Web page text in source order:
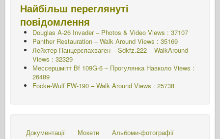
Найбільш переглянуті
повідомлення
Douglas A-26 Invader – Photos & Video Views : 37107
Panther Restauration – Walk Around Views : 35169
Лейхтер Панцерспахваген – Sdkfz.222 – WalkAround
Views : 32329
Мессершмітт Bf 109G-6 – Прогулянка Навколо Views :
26489
Focke-Wulf FW-190 – Walk Around Views : 25738
Документації Мокети Альбоми-фотографії